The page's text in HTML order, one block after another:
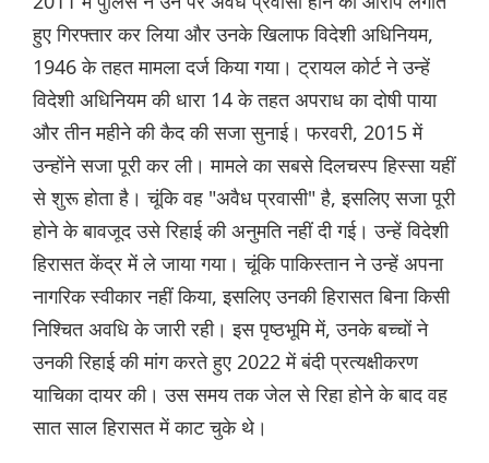
हुए गिरफ्तार कर लिया और उनके खिलाफ विदेशी अधिनियम,
1946 के तहत मामला दर्ज किया गया। ट्रायल कोर्ट ने उन्हें
विदेशी अधिनियम की धारा 14 के तहत अपराध का दोषी पाया
और तीन महीने की कैद की सजा सुनाई। फरवरी, 2015 में
उन्होंने सजा पूरी कर ली। मामले का सबसे दिलचस्प हिस्सा यहीं
से शुरू होता है। चूंकि वह "अवैध प्रवासी" है, इसलिए सजा पूरी
होने के बावजूद उसे रिहाई की अनुमति नहीं दी गई। उन्हें विदेशी
हिरासत केंद्र में ले जाया गया। चूंकि पाकिस्तान ने उन्हें अपना
नागरिक स्वीकार नहीं किया, इसलिए उनकी हिरासत बिना किसी
निश्चित अवधि के जारी रही। इस पृष्ठभूमि में, उनके बच्चों ने
उनकी रिहाई की मांग करते हुए 2022 में बंदी प्रत्यक्षीकरण
याचिका दायर की। उस समय तक जेल से रिहा होने के बाद वह
सात साल हिरासत में काट चुके थे।